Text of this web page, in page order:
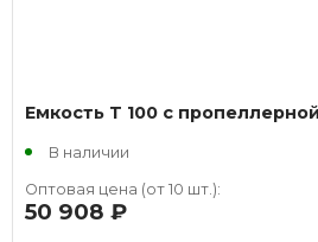
Емкость T 100 c
В наличии
Оптовая цена (от 10 шт.):
50 908